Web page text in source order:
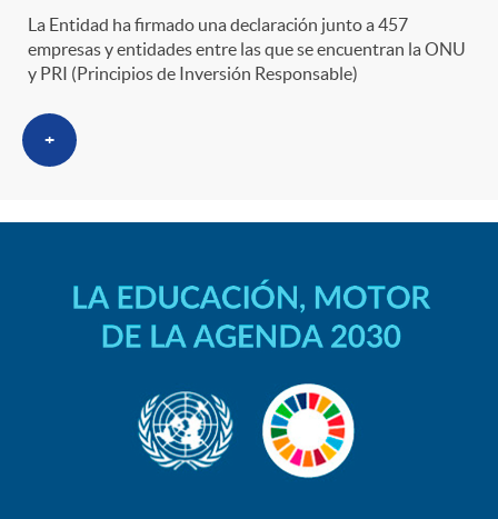
La Entidad ha firmado una declaración junto a 457
empresas y entidades entre las que se encuentran la ONU
y PRI (Principios de Inversión Responsable)
+